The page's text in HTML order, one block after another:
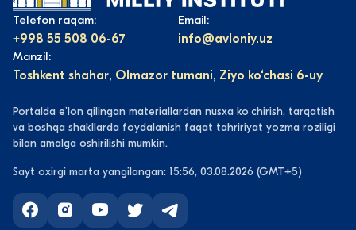
Telefon raqam:
+998 55 508 06-67
Email:
info@avloniy.uz
Manzil:
Toshkent shahar, Olmazor tumani, Ziyo ko‘chasi 6-uy
Portalda eʼlon qilingan materiallardan nusxa koʻchirish, tarqatish
va boshqa shakllarda foydalanish faqat tahririyat yozma roziligi
bilan amalga oshirilishi mumkin.
Sayt oxirgi marta yangilangan: 15:56, 03.08.2026 (GMT+5)